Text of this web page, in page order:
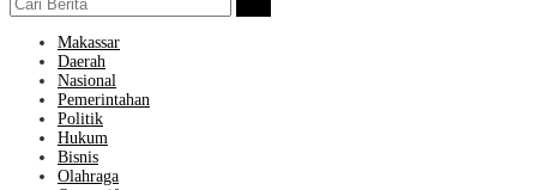
Makassar
Daerah
Nasional
Pemerintahan
Politik
Hukum
Bisnis
Olahraga